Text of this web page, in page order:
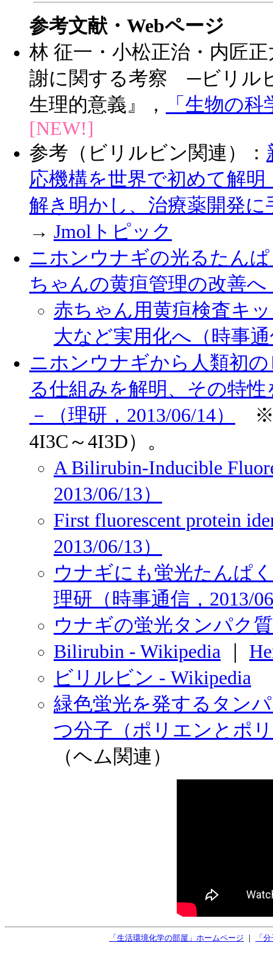
参考文献・Webページ
林 征一・小松正治・内匠
謝に関する考察 ─ビリル
生理的意義』，
「生物の
[NEW!]
参考（ビリルビン関連）：
応機構を世界で初めて解
解き明かし、治療薬開発に
→ Jmolトピック
ニホンウナギの光るたん
ちゃんの黄疸管理の改善へ
赤ちゃん用黄疸検査キ
大など実用化へ（時事通
ニホンウナギから人類初
る仕組みを解明、その特
－（理研，2013/06/14）
※
4I3C～4I3D）。
A Bilirubin-Inducible
2013/06/13）
First fluorescent protein
2013/06/13）
ウナギにも蛍光たんぱ
理研（時事通信，2013/
ウナギの蛍光タンパク
Bilirubin - Wikipedia
ビリルビン - Wikipedia
緑色蛍光を発するタン
つ分子（ポリエンとポ
（ヘム関連）
「生活環境化学の部屋」ホームページ ｜ 「